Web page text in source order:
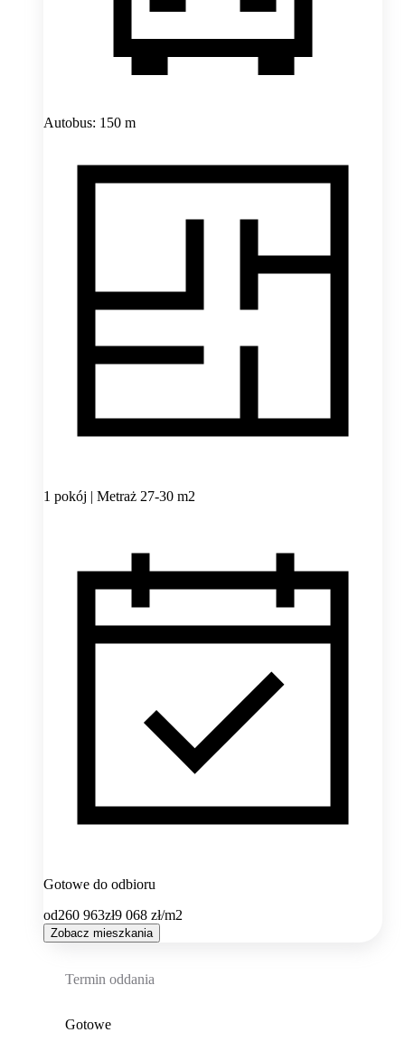
Autobus: 150 m
1 pokój | Metraż 27-30 m2
Gotowe do odbioru
od260 963zł9 068 zł/m2
Zobacz mieszkania
Termin oddania
Gotowe